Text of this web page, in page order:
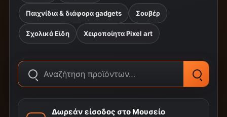
Παιχνίδια & διάφορα gadgets Σουβέρ
Σχολικά Είδη Χειροποίητα Pixel art
Δωρεάν είσοδος στο Μουσείο